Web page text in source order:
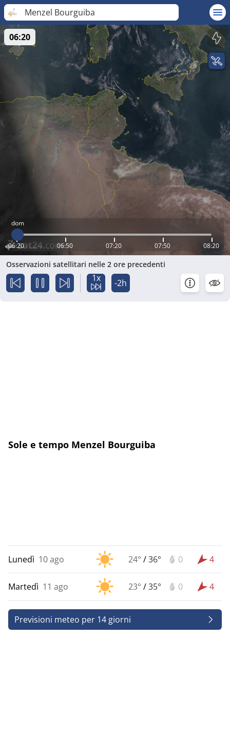
Menzel Bourguiba
dom
06:20 06:50 07:20 07:50 08:20
06:20
Osservazioni satellitari nelle 2 ore precedenti
1x -2h
Sole e tempo Menzel Bourguiba
Lunedì 10 ago 24° /36° 0 4
Martedì 11 ago 23° /35° 0 4
Previsioni meteo per 14 giorni